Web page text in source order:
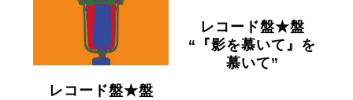
レコード盤★盤
レコード盤★盤
“『影を慕いて』を
慕いて”